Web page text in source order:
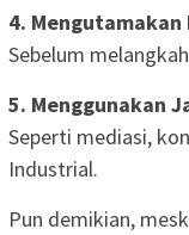
4.
Sebelum
5. Menggunakan
Seperti mediasi,
Industrial.
Pun demikian,